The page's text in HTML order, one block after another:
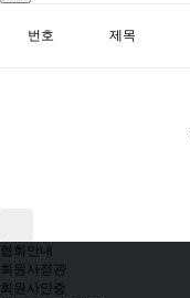
번호 제목
협회안내
회원사정관
회원사인증